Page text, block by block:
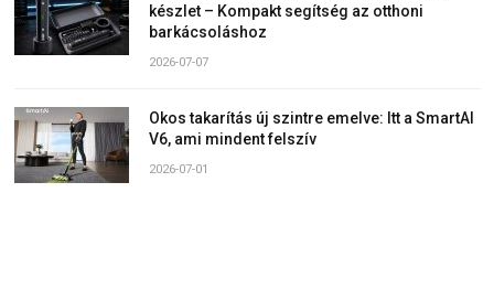
készlet – Kompakt segítség az otthoni
barkácsoláshoz
2026-07-07
Okos takarítás új szintre emelve: Itt a SmartAI
V6, ami mindent felszív
2026-07-01